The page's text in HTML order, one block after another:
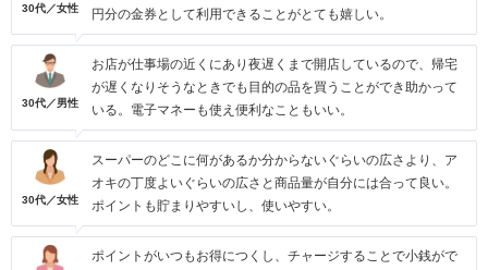
30代／女性
円分の金券として利用できることがとても嬉しい。
30代／男性
お店が仕事場の近くにあり夜遅くまで開店しているので、帰宅
が遅くなりそうなときでも目的の品を買うことができ助かって
いる。電子マネーも使え便利なこともいい。
30代／女性
スーパーのどこに何があるか分からないぐらいの広さより、ア
オキの丁度よいぐらいの広さと商品量が自分には合って良い。
ポイントも貯まりやすいし、使いやすい。
ポイントがいつもお得につくし、チャージすることで小銭がで